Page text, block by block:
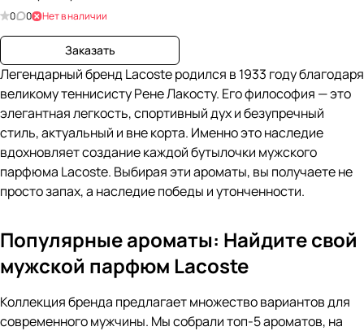
0 0 Нет в наличии
Заказать
Легендарный бренд Lacoste родился в 1933 году благодаря
великому теннисисту Рене Лакосту. Его философия — это
элегантная легкость, спортивный дух и безупречный
стиль, актуальный и вне корта. Именно это наследие
вдохновляет создание каждой бутылочки мужского
парфюма Lacoste. Выбирая эти ароматы, вы получаете не
просто запах, а наследие победы и утонченности.
Популярные ароматы: Найдите свой
мужской парфюм Lacoste
Коллекция бренда предлагает множество вариантов для
современного мужчины. Мы собрали топ-5 ароматов, на